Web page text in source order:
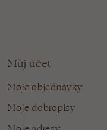
Můj účet
Moje objednávky
Moje dobropisy